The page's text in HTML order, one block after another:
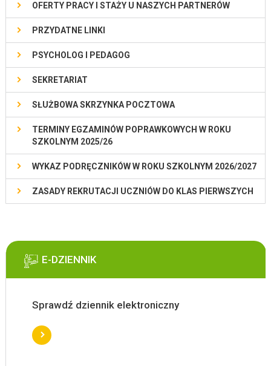
OFERTY PRACY I STAŻY U NASZYCH PARTNERÓW
PRZYDATNE LINKI
PSYCHOLOG I PEDAGOG
SEKRETARIAT
SŁUŻBOWA SKRZYNKA POCZTOWA
TERMINY EGZAMINÓW POPRAWKOWYCH W ROKU
SZKOLNYM 2025/26
WYKAZ PODRĘCZNIKÓW W ROKU SZKOLNYM 2026/2027
ZASADY REKRUTACJI UCZNIÓW DO KLAS PIERWSZYCH
E-DZIENNIK
Sprawdź dziennik elektroniczny